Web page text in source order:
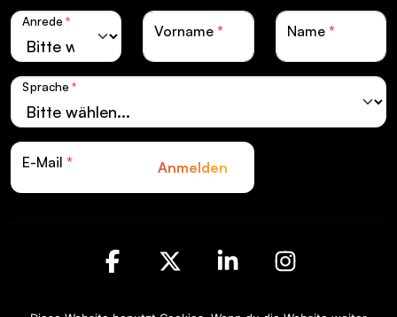
Anrede *
Vorname * Name *
Sprache *
E-Mail * Anmelden
Facebook LinkedIn